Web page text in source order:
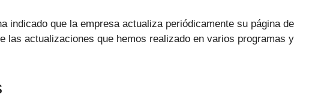
indicado que la empresa actualiza periódicamente su página de
las actualizaciones que hemos realizado en varios programas y